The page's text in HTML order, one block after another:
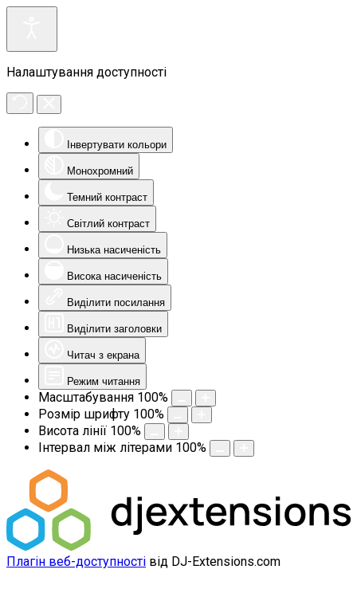
Налаштування доступності
Інвертувати кольори
Монохромний
Темний контраст
Світлий контраст
Низька насиченість
Висока насиченість
Виділити посилання
Виділити заголовки
Читач з екрана
Режим читання
Масштабування 100%
Розмір шрифту 100%
Висота лінії 100%
Інтервал між літерами 100%
Плагін веб-доступності від DJ-Extensions.com